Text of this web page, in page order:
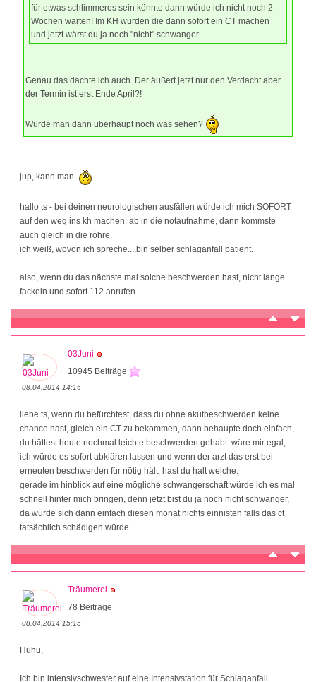
für etwas schlimmeres sein könnte dann würde ich nicht noch 2
Wochen warten! Im KH würden die dann sofort ein CT machen
und jetzt wärst du ja noch "nicht" schwanger.....
Genau das dachte ich auch. Der äußert jetzt nur den Verdacht aber
der Termin ist erst Ende April?!
Würde man dann überhaupt noch was sehen?
jup, kann man.
hallo ts - bei deinen neurologischen ausfällen würde ich mich SOFORT
auf den weg ins kh machen. ab in die notaufnahme, dann kommste
auch gleich in die röhre.
ich weiß, wovon ich spreche....bin selber schlaganfall patient.
also, wenn du das nächste mal solche beschwerden hast, nicht lange
fackeln und sofort 112 anrufen.
03Juni
10945 Beiträge
08.04.2014 14:16
liebe ts, wenn du befürchtest, dass du ohne akutbeschwerden keine
chance hast, gleich ein CT zu bekommen, dann behaupte doch einfach,
du hättest heute nochmal leichte beschwerden gehabt. wäre mir egal,
ich würde es sofort abklären lassen und wenn der arzt das erst bei
erneuten beschwerden für nötig hält, hast du halt welche.
gerade im hinblick auf eine mögliche schwangerschaft würde ich es mal
schnell hinter mich bringen, denn jetzt bist du ja noch nicht schwanger,
da würde sich dann einfach diesen monat nichts einnisten falls das ct
tatsächlich schädigen würde.
Träumerei
78 Beiträge
08.04.2014 15:15
Huhu,
Ich bin intensivschwester auf eine Intensivstation für Schlaganfall.